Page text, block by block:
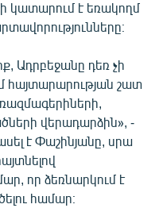
կատարում է եռակողմ
Ադրբեջանը դեռ չի
հայտարարության շատ
վերադարձին», -
է Փաշինյանը, սրա
որ ձեռնարկում է
համար։